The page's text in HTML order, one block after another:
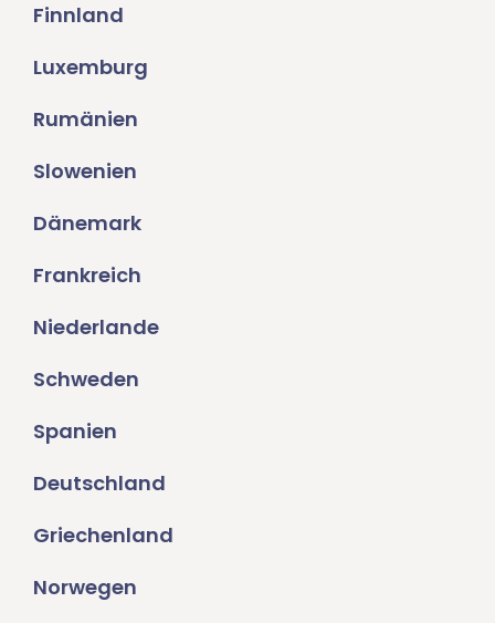
Finnland
Luxemburg
Rumänien
Slowenien
Dänemark
Frankreich
Niederlande
Schweden
Spanien
Deutschland
Griechenland
Norwegen